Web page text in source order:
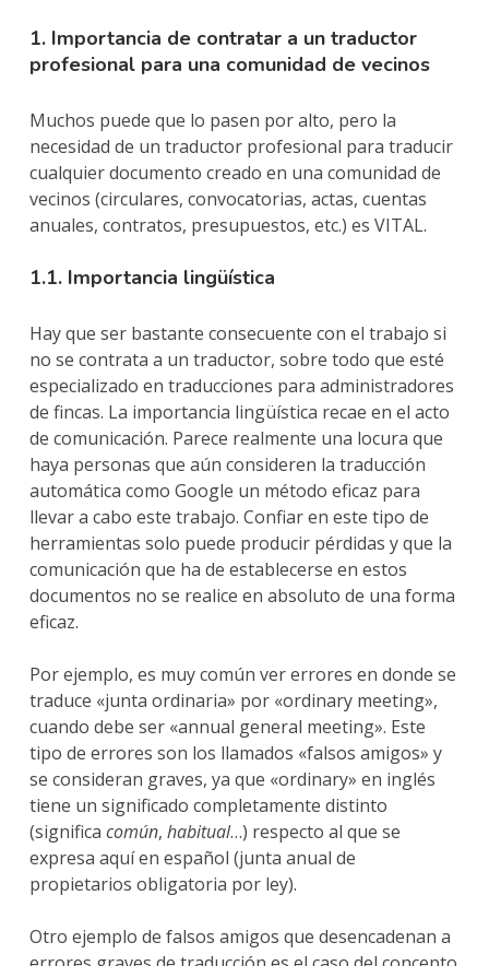
1. Importancia de contratar a un traductor
profesional para una comunidad de vecinos
Muchos puede que lo pasen por alto, pero la
necesidad de un traductor profesional para traducir
cualquier documento creado en una comunidad de
vecinos (circulares, convocatorias, actas, cuentas
anuales, contratos, presupuestos, etc.) es VITAL.
1.1. Importancia lingüística
Hay que ser bastante consecuente con el trabajo si
no se contrata a un traductor, sobre todo que esté
especializado en traducciones para administradores
de fincas. La importancia lingüística recae en el acto
de comunicación. Parece realmente una locura que
haya personas que aún consideren la traducción
automática como Google un método eficaz para
llevar a cabo este trabajo. Confiar en este tipo de
herramientas solo puede producir pérdidas y que la
comunicación que ha de establecerse en estos
documentos no se realice en absoluto de una forma
eficaz.
Por ejemplo, es muy común ver errores en donde se
traduce «junta ordinaria» por «ordinary meeting»,
cuando debe ser «annual general meeting». Este
tipo de errores son los llamados «falsos amigos» y
se consideran graves, ya que «ordinary» en inglés
tiene un significado completamente distinto
(significa común, habitual…) respecto al que se
expresa aquí en español (junta anual de
propietarios obligatoria por ley).
Otro ejemplo de falsos amigos que desencadenan a